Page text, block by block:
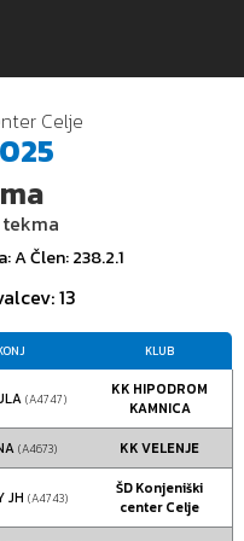
Celje
tekma
: AČlen: 238.2.1
: 13
KLUB
(A4747)
KK HIPODROM
KAMNICA
(A4673) KK VELENJE
JH(A4743)
ŠD Konjeniški
center Celje